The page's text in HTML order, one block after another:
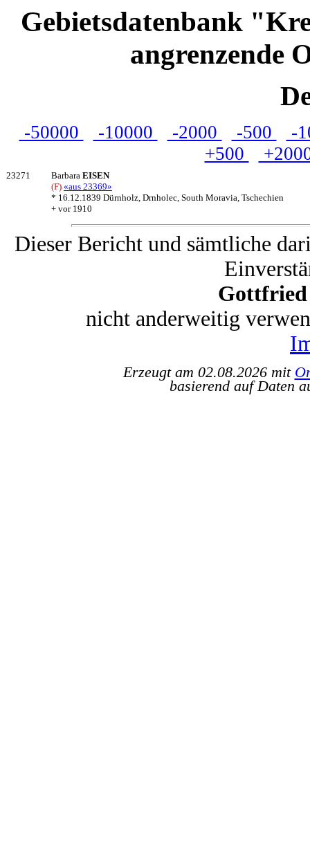
Gebietsdatenbank
angrenzende
-50000 -10000 -2000 -500
-
+500
23271 Barbara EISEN
(F) «aus 23369»
* 16.12.1839 Dürnholz, Drnholec, South Moravia, Tschechien
+ vor 1910
Dieser Bericht und sämtliche
Gottfried
nicht anderweitig
Erzeugt am 02.08.2026 mit
basierend auf Daten